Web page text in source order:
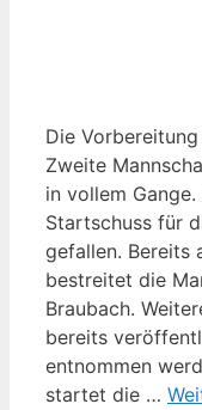
Die
Zweite
in vollem
Startschuss für
gefallen. Bereits
bestreitet die
Braubach.
bereits
entnommen
startet die …